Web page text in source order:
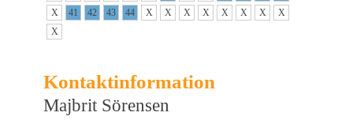
X
41 42 43 44 X X X X X X X
X
X
Kontaktinformation
Majbrit Sörensen